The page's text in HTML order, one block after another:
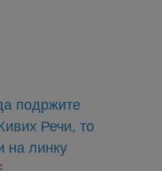
подржите
Речи, то
на линку